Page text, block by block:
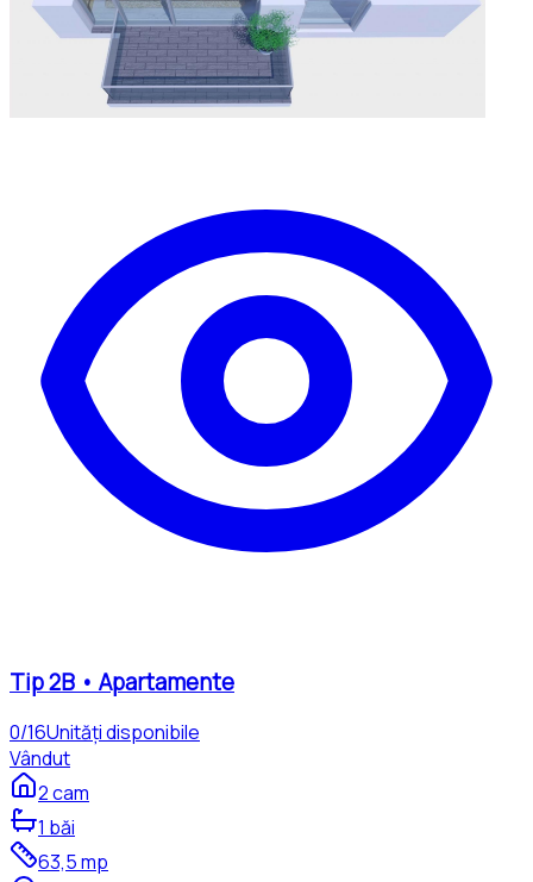
Tip2B • Apartamente
0/16Unități disponibile
Vândut
2cam
1 băi
63,5mp